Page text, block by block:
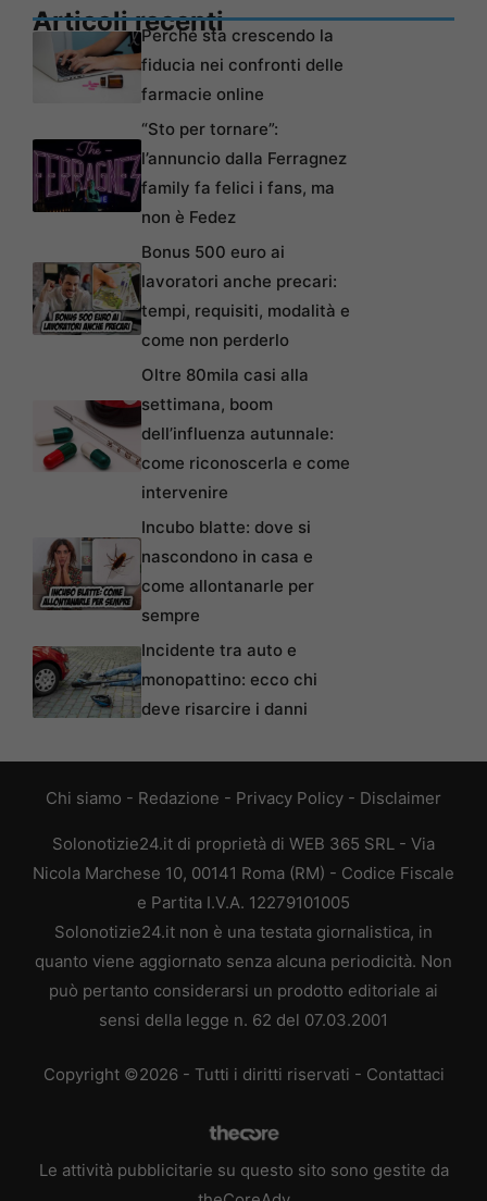
Articoli recentiPerché sta crescendo la
fiducia nei confronti delle
farmacie online
“Sto per tornare”:
l’annuncio dalla Ferragnez
family fa felici i fans, ma
non è Fedez
Bonus 500 euro ai
lavoratori anche precari:
tempi, requisiti, modalità e
come non perderlo
Oltre 80mila casi alla
settimana, boom
dell’influenza autunnale:
come riconoscerla e come
intervenire
Incubo blatte: dove si
nascondono in casa e
come allontanarle per
sempre
Incidente tra auto e
monopattino: ecco chi
deve risarcire i danni
Chi siamo - Redazione - Privacy Policy - Disclaimer
Solonotizie24.it di proprietà di WEB 365 SRL - Via
Nicola Marchese 10, 00141 Roma (RM) - Codice Fiscale
e Partita I.V.A. 12279101005
Solonotizie24.it non è una testata giornalistica, in
quanto viene aggiornato senza alcuna periodicità. Non
può pertanto considerarsi un prodotto editoriale ai
sensi della legge n. 62 del 07.03.2001
Copyright ©2026 - Tutti i diritti riservati - Contattaci
Le attività pubblicitarie su questo sito sono gestite da